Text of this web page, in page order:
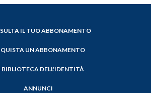
IL TUO ABBONAMENTO
UN ABBONAMENTO
BIBLIOTECA DELL'IDENTITÀ
ANNUNCI